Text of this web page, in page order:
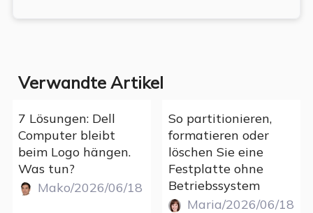
Verwandte Artikel
7 Lösungen: Dell
Computer bleibt
beim Logo hängen.
Was tun?
Mako/2026/06/18
So partitionieren,
formatieren oder
löschen Sie eine
Festplatte ohne
Betriebssystem
Maria/2026/06/18